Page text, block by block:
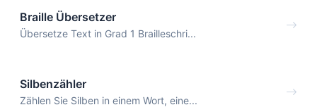
Braille Übersetzer
Übersetze Text in Grad 1 Brailleschri...
Silbenzähler
Zählen Sie Silben in einem Wort, eine...